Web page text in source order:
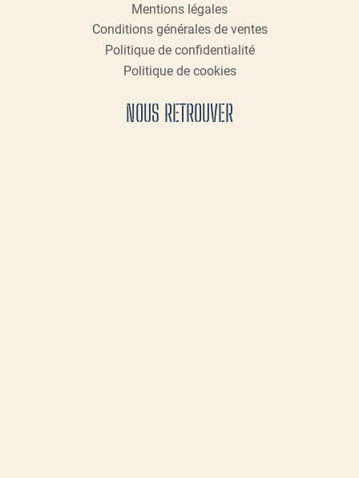
Mentions légales
Conditions générales de ventes
Politique de confidentialité
Politique de cookies
NOUS RETROUVER